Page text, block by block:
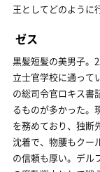
王としてどのように
ゼス
黒髪短髪の美男子。
立士官学校に通って
の総司令官ロキス書
るものが多かった。
を務めており、独断
沈着で、物腰もクー
の信頼も厚い。デル